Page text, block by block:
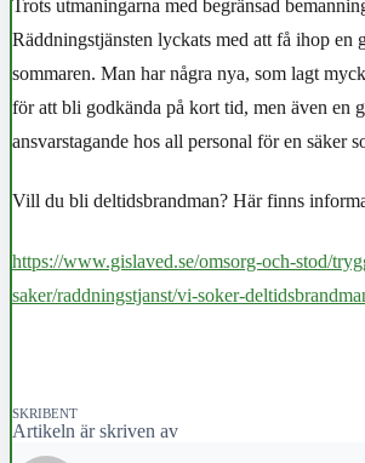
Trots utmaningarna med begränsad
Räddningstjänsten lyckats med att få ihop en
sommaren. Man har några nya, som lagt
för att bli godkända på kort tid, men även en
ansvarstagande hos all personal för en säker
Vill du bli deltidsbrandman? Här finns
https://www.gislaved.se/omsorg-och-stod/
saker/raddningstjanst/vi-soker-
SKRIBENT
Artikeln är skriven av